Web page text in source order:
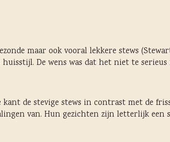
maar ook vooral lekkere stews
De wens was dat het niet te serieus
de stevige stews in contrast met de
van. Hun gezichten zijn letterlijk een